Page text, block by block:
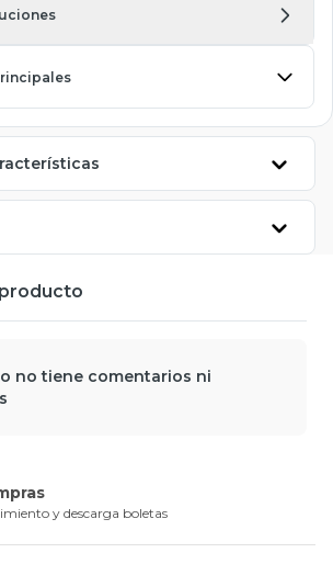
no tiene comentarios ni
y descarga boletas